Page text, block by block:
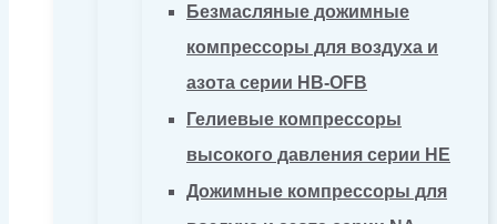
Безмасляные дожимные
компрессоры для воздуха и
азота серии HB-OFB
Гелиевые компрессоры
высокого давления серии HE
Дожимные компрессоры для